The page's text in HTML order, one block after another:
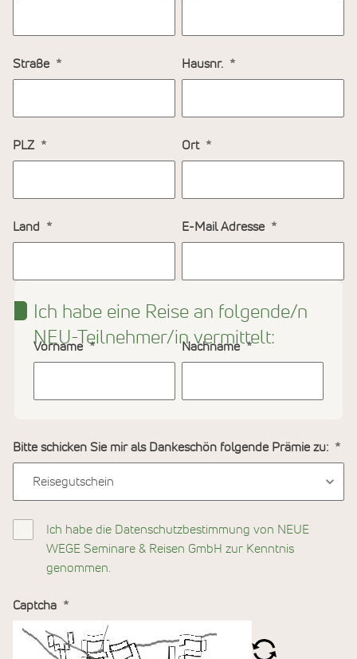
Straße Hausnr.
PLZ Ort
Land E-Mail Adresse
Ich habe eine Reise an folgende/n
NEU-Teilnehmer/in vermittelt:
Vorname Nachname
Bitte schicken Sie mir als Dankeschön folgende Prämie zu:
Ich habe die Datenschutzbestimmung von NEUE
WEGE Seminare & Reisen GmbH zur Kenntnis
genommen.
Captcha